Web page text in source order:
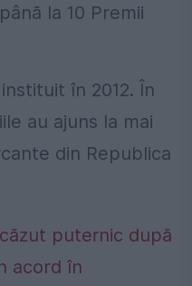
la 10 Premii
în 2012. În
au ajuns la mai
din Republica
puternic după
acord în